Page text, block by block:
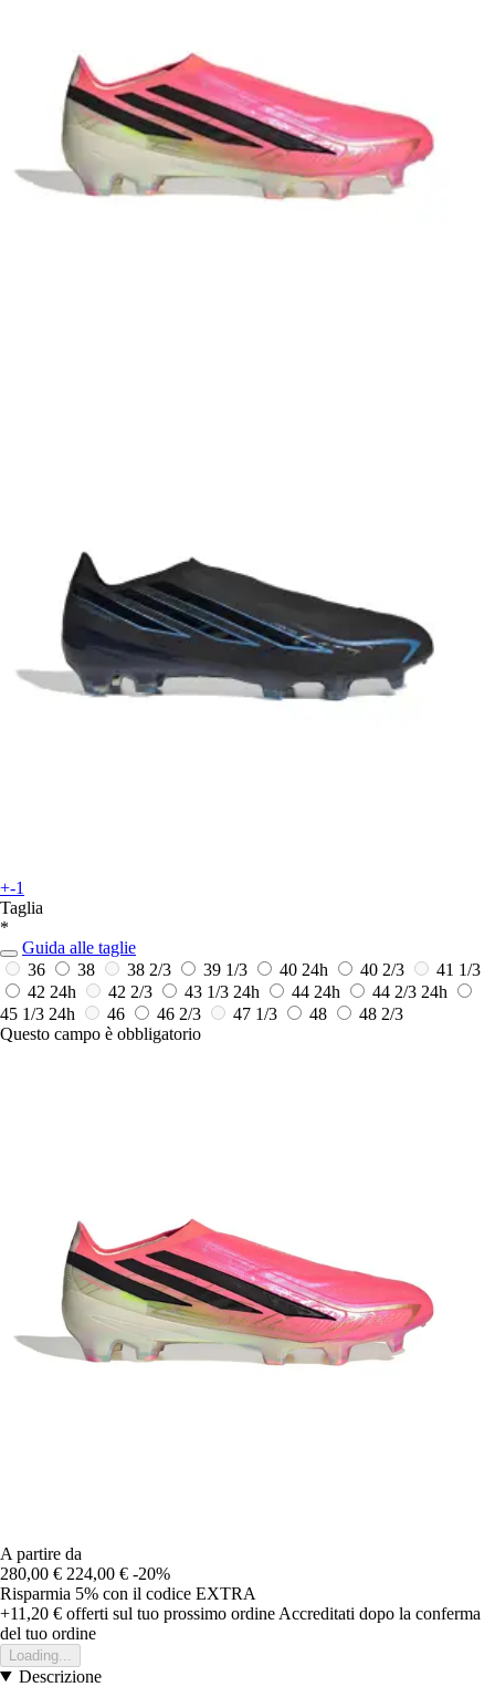
+-1
Taglia
*
Guida alle taglie
36
38 38 2/3 39 1/3 40 24h 40 2/3
41 1/3
42 24h 42 2/3 43 1/3 24h 44 24h 44 2/3 24h
45 1/3 24h 46 46 2/3 47 1/3 48
48 2/3
Questo campo è obbligatorio
A partire da
280,00 € 224,00 € -20%
Risparmia 5% con il codice EXTRA
+11,20 € offerti sul tuo prossimo ordine Accreditati dopo la conferma
del tuo ordine
Loading...
Descrizione